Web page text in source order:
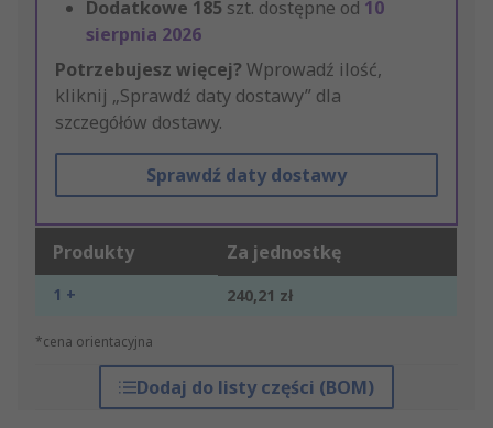
Dodatkowe 185 szt. dostępne od 10
sierpnia 2026
Potrzebujesz więcej? Wprowadź ilość,
kliknij „Sprawdź daty dostawy” dla
szczegółów dostawy.
Sprawdź daty dostawy
Produkty Za jednostkę
1 + 240,21 zł
*cena orientacyjna
Dodaj do listy części (BOM)